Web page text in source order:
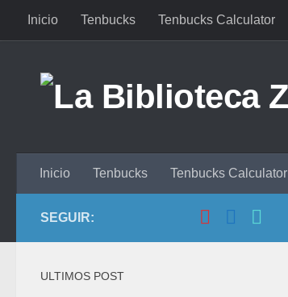
Saltar al contenido
Inicio Tenbucks Tenbucks Calculator
Inicio Tenbucks Tenbucks Calculator
SEGUIR:
ULTIMOS POST